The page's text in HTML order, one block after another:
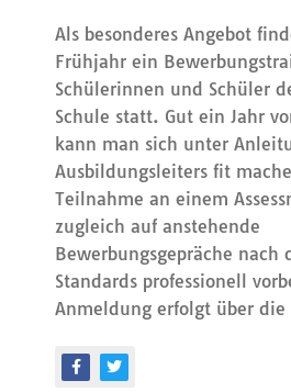
Als besonderes Angebot
Frühjahr ein
Schülerinnen und Schüler
Schule statt. Gut ein Jahr
kann man sich unter
Ausbildungsleiters fit
Teilnahme an einem
zugleich auf anstehende
Bewerbungsgepräche nach
Standards professionell
Anmeldung erfolgt über die